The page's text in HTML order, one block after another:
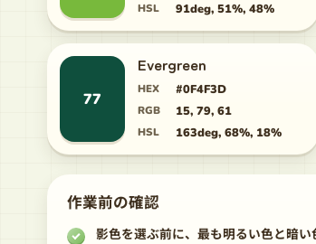
HSL 91deg, 51%, 48%
77
Evergreen
HEX #0F4F3D
RGB 15, 79, 61
HSL 163deg, 68%, 18%
作業前の確認
影色を選ぶ前に、最も明るい色と暗い